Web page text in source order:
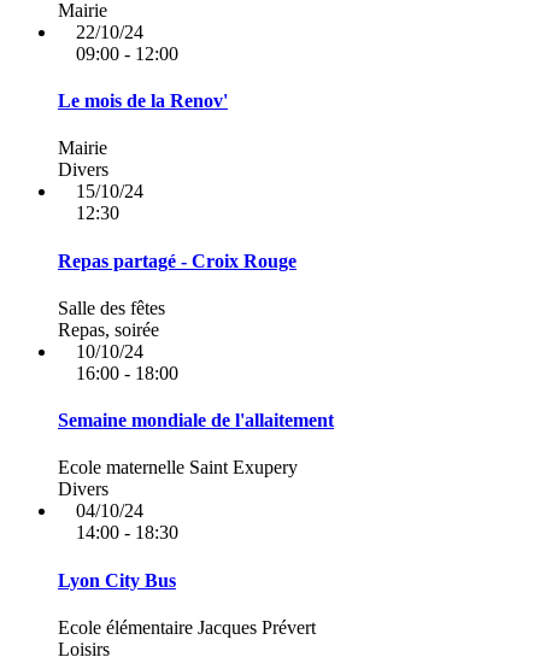
Mairie
22/10/24
09:00 - 12:00
Le mois de la Renov'
Mairie
Divers
15/10/24
12:30
Repas partagé - Croix Rouge
Salle des fêtes
Repas, soirée
10/10/24
16:00 - 18:00
Semaine mondiale de l'allaitement
Ecole maternelle Saint Exupery
Divers
04/10/24
14:00 - 18:30
Lyon City Bus
Ecole élémentaire Jacques Prévert
Loisirs